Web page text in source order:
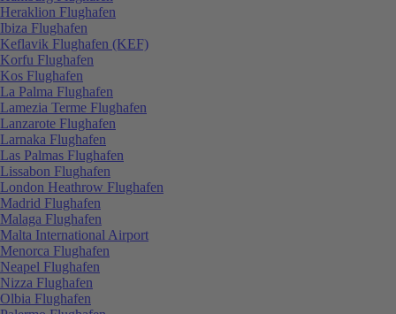
Heraklion Flughafen
Ibiza Flughafen
Keflavik Flughafen (KEF)
Korfu Flughafen
Kos Flughafen
La Palma Flughafen
Lamezia Terme Flughafen
Lanzarote Flughafen
Larnaka Flughafen
Las Palmas Flughafen
Lissabon Flughafen
London Heathrow Flughafen
Madrid Flughafen
Malaga Flughafen
Malta International Airport
Menorca Flughafen
Neapel Flughafen
Nizza Flughafen
Olbia Flughafen